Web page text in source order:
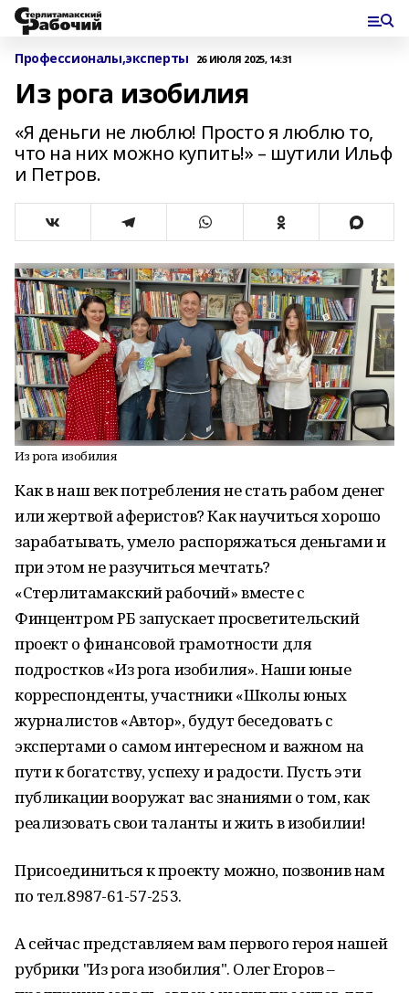
Профессионалы,эксперты 26 ИЮЛЯ 2025, 14:31
Из рога изобилия
«Я деньги не люблю! Просто я люблю то,
что на них можно купить!» – шутили Ильф
и Петров.
Из рога изобилия
Как в наш век потребления не стать рабом денег
или жертвой аферистов? Как научиться хорошо
зарабатывать, умело распоряжаться деньгами и
при этом не разучиться мечтать?
«Стерлитамакский рабочий» вместе с
Финцентром РБ запускает просветительский
проект о финансовой грамотности для
подростков «Из рога изобилия». Наши юные
корреспонденты, участники «Школы юных
журналистов «Автор», будут беседовать с
экспертами о самом интересном и важном на
пути к богатству, успеху и радости. Пусть эти
публикации вооружат вас знаниями о том, как
реализовать свои таланты и жить в изобилии!
Присоединиться к проекту можно, позвонив нам
по тел.8987-61-57-253.
А сейчас представляем вам первого героя нашей
рубрики "Из рога изобилия". Олег Егоров –